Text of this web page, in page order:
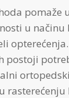
pomaže
u načinu
postoji
rasterećenju